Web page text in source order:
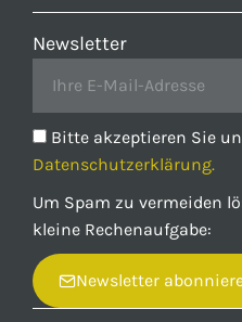
Newsletter
Bitte akzeptieren Sie
Datenschutzerklärung.
Um Spam zu vermeiden
kleine Rechenaufgabe:
Newsletter